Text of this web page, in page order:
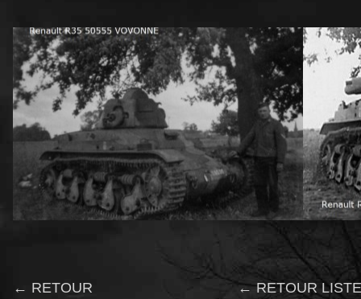
← RETOUR ← RETOUR